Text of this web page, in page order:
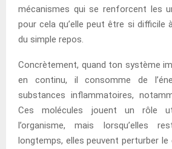
mécanismes qui se renforcent les
pour cela qu’elle peut être si difficile
du simple repos.
Concrètement, quand ton système
en continu, il consomme de
substances inflammatoires,
Ces molécules jouent un rôle
l’organisme, mais lorsqu’elles
longtemps, elles peuvent perturber le